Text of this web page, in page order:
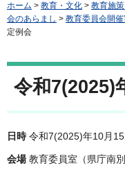
ホーム > 教育・文化 > 教育施
会のあらまし > 教育委員会開催
定例会
令和7(2025)
日時令和7(2025)年10月
会場教育委員室（県庁南別